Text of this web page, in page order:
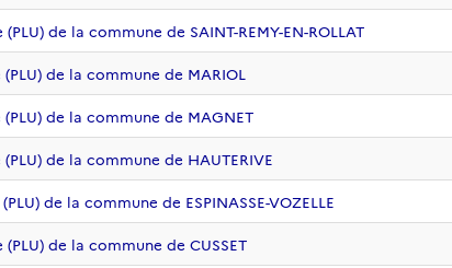
de la commune de SAINT-REMY-EN-ROLLAT
de la commune de MARIOL
de la commune de MAGNET
de la commune de HAUTERIVE
de la commune de ESPINASSE-VOZELLE
de la commune de CUSSET